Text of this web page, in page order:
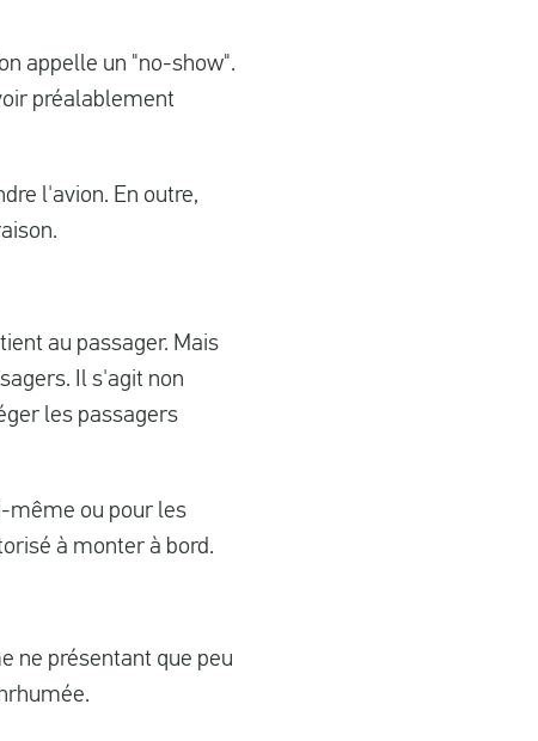
appelle un "no-show".
préalablement
l'avion. En outre,
au passager. Mais
Il s'agit non
les passagers
même ou pour les
à monter à bord.
ne présentant que peu